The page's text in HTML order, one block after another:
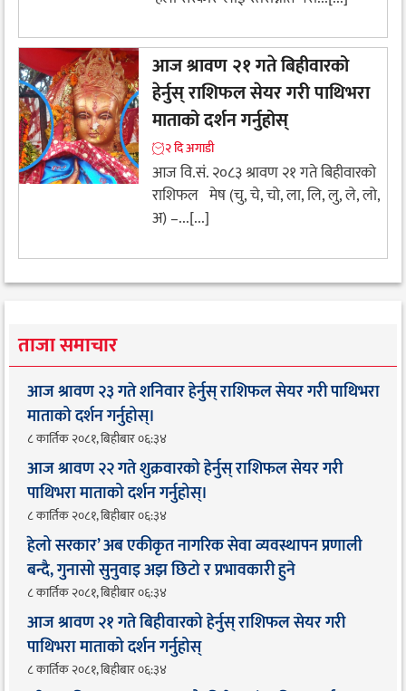
आज श्रावण २१ गते बिहीवारको
हेर्नुस् राशिफल सेयर गरी पाथिभरा
माताको दर्शन गर्नुहोस्
२ दि अगाडी
आज वि.सं. २०८३ श्रावण २१ गते बिहीवारको
राशिफल मेष (चु, चे, चो, ला, लि, लु, ले, लो,
अ) –...[...]
ताजा समाचार
आज श्रावण २३ गते शनिवार हेर्नुस् राशिफल सेयर गरी पाथिभरा
माताको दर्शन गर्नुहोस्।
८ कार्तिक २०८१, बिहीबार ०६:३४
आज श्रावण २२ गते शुक्रवारको हेर्नुस् राशिफल सेयर गरी
पाथिभरा माताको दर्शन गर्नुहोस्।
८ कार्तिक २०८१, बिहीबार ०६:३४
हेलो सरकार’ अब एकीकृत नागरिक सेवा व्यवस्थापन प्रणाली
बन्दै, गुनासो सुनुवाइ अझ छिटो र प्रभावकारी हुने
८ कार्तिक २०८१, बिहीबार ०६:३४
आज श्रावण २१ गते बिहीवारको हेर्नुस् राशिफल सेयर गरी
पाथिभरा माताको दर्शन गर्नुहोस्
८ कार्तिक २०८१, बिहीबार ०६:३४